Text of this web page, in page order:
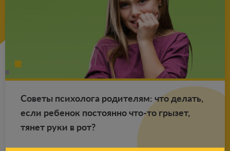
Со­ве­ты пси­хо­ло­га ро­ди­те­лям: что де­лать,
если ре­бе­нок по­сто­ян­но что-то гры­зет,
тянет руки в рот?